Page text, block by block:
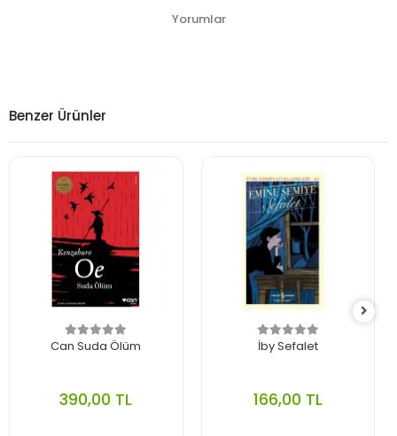
Yorumlar
Benzer Ürünler
Can Suda Ölüm
390,00 TL
İby Sefalet
166,00 TL